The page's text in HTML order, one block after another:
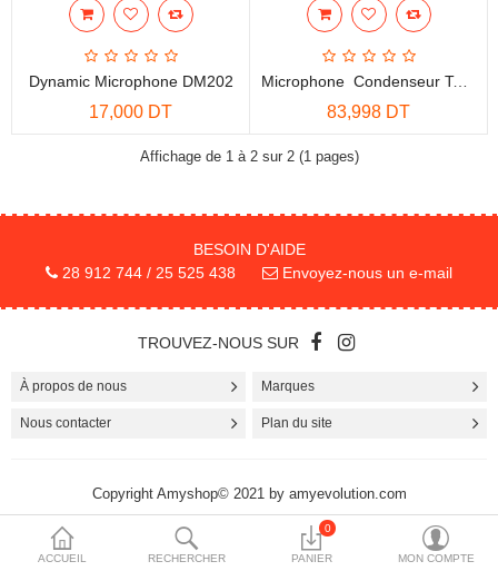
Instrument de mesure
Informatique
More Categories
ACCUEIL RECHERCHER
0
PANIER MON COMPTE
Dynamic Microphone DM202
17,000 DT
Microphone Condenseur Tenu À La Main Avec Pince 500?/-74dB/250-10000Hz
83,998 DT
Affichage de 1 à 2 sur 2 (1 pages)
BESOIN D'AIDE
28 912 744 / 25 525 438
Envoyez-nous un e-mail
TROUVEZ-NOUS SUR
À propos de nous Marques
Nous contacter Plan du site
Copyright Amyshop© 2021 by amyevolution.com